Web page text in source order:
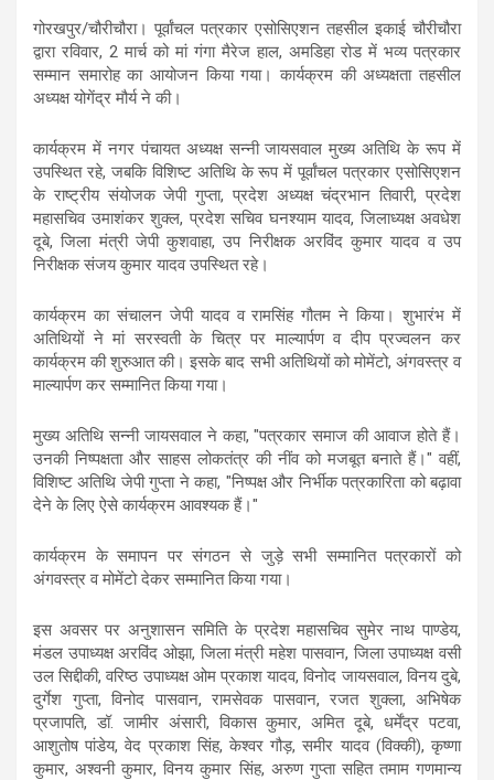
गोरखपुर/चौरीचौरा। पूर्वांचल पत्रकार एसोसिएशन तहसील इकाई चौरीचौरा
द्वारा रविवार, 2 मार्च को मां गंगा मैरेज हाल, अमडिहा रोड में भव्य पत्रकार
सम्मान समारोह का आयोजन किया गया। कार्यक्रम की अध्यक्षता तहसील
अध्यक्ष योगेंद्र मौर्य ने की।
कार्यक्रम में नगर पंचायत अध्यक्ष सन्नी जायसवाल मुख्य अतिथि के रूप में
उपस्थित रहे, जबकि विशिष्ट अतिथि के रूप में पूर्वांचल पत्रकार एसोसिएशन
के राष्ट्रीय संयोजक जेपी गुप्ता, प्रदेश अध्यक्ष चंद्रभान तिवारी, प्रदेश
महासचिव उमाशंकर शुक्ल, प्रदेश सचिव घनश्याम यादव, जिलाध्यक्ष अवधेश
दूबे, जिला मंत्री जेपी कुशवाहा, उप निरीक्षक अरविंद कुमार यादव व उप
निरीक्षक संजय कुमार यादव उपस्थित रहे।
कार्यक्रम का संचालन जेपी यादव व रामसिंह गौतम ने किया। शुभारंभ में
अतिथियों ने मां सरस्वती के चित्र पर माल्यार्पण व दीप प्रज्वलन कर
कार्यक्रम की शुरुआत की। इसके बाद सभी अतिथियों को मोमेंटो, अंगवस्त्र व
माल्यार्पण कर सम्मानित किया गया।
मुख्य अतिथि सन्नी जायसवाल ने कहा, "पत्रकार समाज की आवाज होते हैं।
उनकी निष्पक्षता और साहस लोकतंत्र की नींव को मजबूत बनाते हैं।" वहीं,
विशिष्ट अतिथि जेपी गुप्ता ने कहा, "निष्पक्ष और निर्भीक पत्रकारिता को बढ़ावा
देने के लिए ऐसे कार्यक्रम आवश्यक हैं।"
कार्यक्रम के समापन पर संगठन से जुड़े सभी सम्मानित पत्रकारों को
अंगवस्त्र व मोमेंटो देकर सम्मानित किया गया।
इस अवसर पर अनुशासन समिति के प्रदेश महासचिव सुमेर नाथ पाण्डेय,
मंडल उपाध्यक्ष अरविंद ओझा, जिला मंत्री महेश पासवान, जिला उपाध्यक्ष वसी
उल सिद्दीकी, वरिष्ठ उपाध्यक्ष ओम प्रकाश यादव, विनोद जायसवाल, विनय दुबे,
दुर्गेश गुप्ता, विनोद पासवान, रामसेवक पासवान, रजत शुक्ला, अभिषेक
प्रजापति, डॉ. जामीर अंसारी, विकास कुमार, अमित दूबे, धर्मेंद्र पटवा,
आशुतोष पांडेय, वेद प्रकाश सिंह, केश्वर गौड़, समीर यादव (विक्की), कृष्णा
कुमार, अश्वनी कुमार, विनय कुमार सिंह, अरुण गुप्ता सहित तमाम गणमान्य